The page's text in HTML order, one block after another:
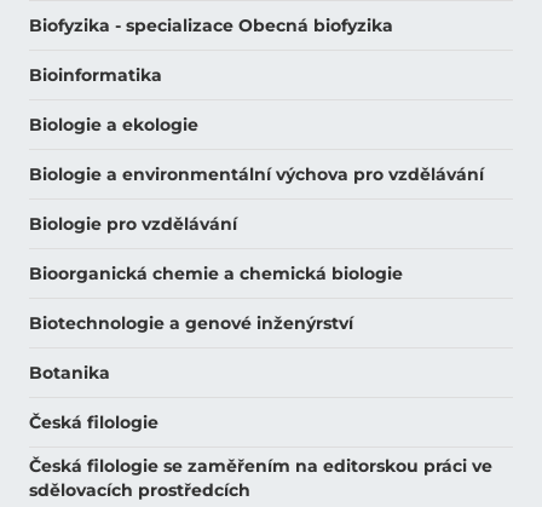
Biofyzika - specializace Obecná biofyzika
Bioinformatika
Biologie a ekologie
Biologie a environmentální výchova pro vzdělávání
Biologie pro vzdělávání
Bioorganická chemie a chemická biologie
Biotechnologie a genové inženýrství
Botanika
Česká filologie
Česká filologie se zaměřením na editorskou práci ve
sdělovacích prostředcích